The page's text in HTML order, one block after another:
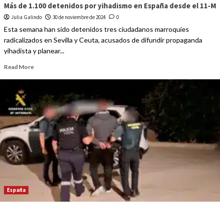
Más de 1.100 detenidos por yihadismo en España desde el 11-M
Julia Galindo 30 de noviembre de 2024 0
Esta semana han sido detenidos tres ciudadanos marroquíes
radicalizados en Sevilla y Ceuta, acusados de difundir propaganda
yihadista y planear...
Read More
España